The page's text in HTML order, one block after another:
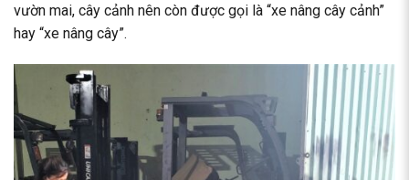
vườn mai, cây cảnh nên còn được gọi là “xe nâng cây cảnh”
hay “xe nâng cây”.